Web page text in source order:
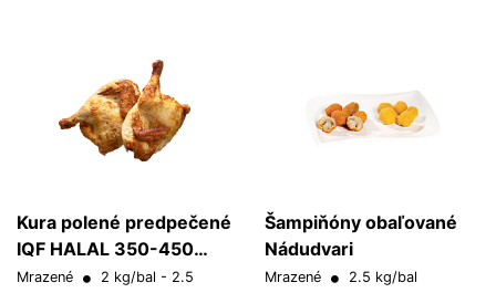
Kura polené predpečené
IQF HALAL 350-450
g/ks
Mrazené
2 kg/bal - 2.5
Šampiňóny obaľované
Nádudvari
Mrazené 2.5 kg/bal